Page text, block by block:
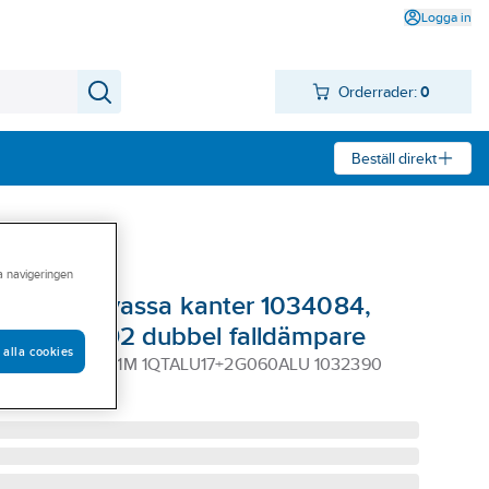
Logga in
Orderrader: 0
Beställ direkt
mot vassa kanter 1034084,
1032392 dubbel falldämpare
DUBBE 1M 1QTALU17+2G060ALU 1032390
navigeringen
alla cookies